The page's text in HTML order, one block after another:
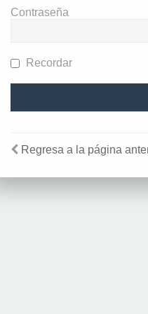
Contraseña
Recordar
Regresa a la página